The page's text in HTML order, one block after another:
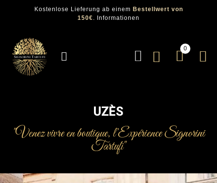
Kostenlose Lieferung ab einem Bestellwert von
150€. Informationen
0
UZÈS
"Venez vivre en boutique, l’Expérience Signorini
Tartufi"